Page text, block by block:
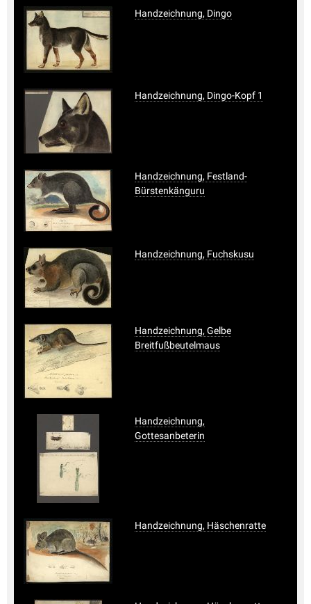
Handzeichnung, Dingo
Handzeichnung, Dingo-Kopf 1
Handzeichnung, Festland-
Bürstenkänguru
Handzeichnung, Fuchskusu
Handzeichnung, Gelbe
Breitfußbeutelmaus
Handzeichnung,
Gottesanbeterin
Handzeichnung, Häschenratte